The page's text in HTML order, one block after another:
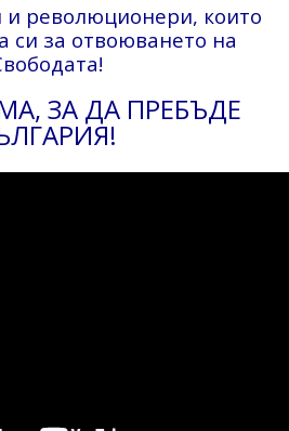
революционери, които
си за отвоюването на
ЗА ДА ПРЕБЪДЕ